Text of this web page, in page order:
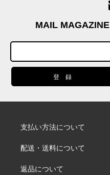
MAIL MAGAZINE
支払い方法について
配送・送料について
返品について